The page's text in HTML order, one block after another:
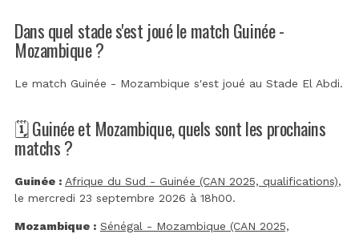
Dans quel stade s'est joué le match Guinée -
Mozambique ?
Le match Guinée - Mozambique s'est joué au Stade El Abdi.
🗓️ Guinée et Mozambique, quels sont les prochains
matchs ?
Guinée : Afrique du Sud - Guinée (CAN 2025, qualifications),
le mercredi 23 septembre 2026 à 18h00.
Mozambique : Sénégal - Mozambique (CAN 2025,